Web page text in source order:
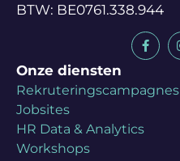
BTW: BE0761.338.944
Onze diensten
Rekruteringscampagnes
Jobsites
HR Data & Analytics
Workshops